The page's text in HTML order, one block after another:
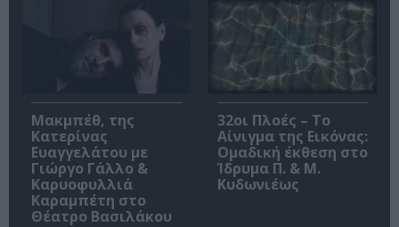
Μακμπέθ, της
Κατερίνας
Ευαγγελάτου με
Γιώργο Γάλλο &
Καρυοφυλλιά
Καραμπέτη στο
Θέατρο Βασιλάκου
32οι Πλοές – Το
Αίνιγμα της Εικόνας:
Ομαδική έκθεση στο
Ίδρυμα Π. & Μ.
Κυδωνιέως